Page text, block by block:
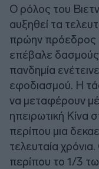
Ο ρόλος του
αυξηθεί τα
πρώην
επέβαλε δασμούς
πανδημία
εφοδιασμού. Η
να μεταφέρουν
ηπειρωτική Κίνα
περίπου μια
τελευταία
περίπου το 1/3